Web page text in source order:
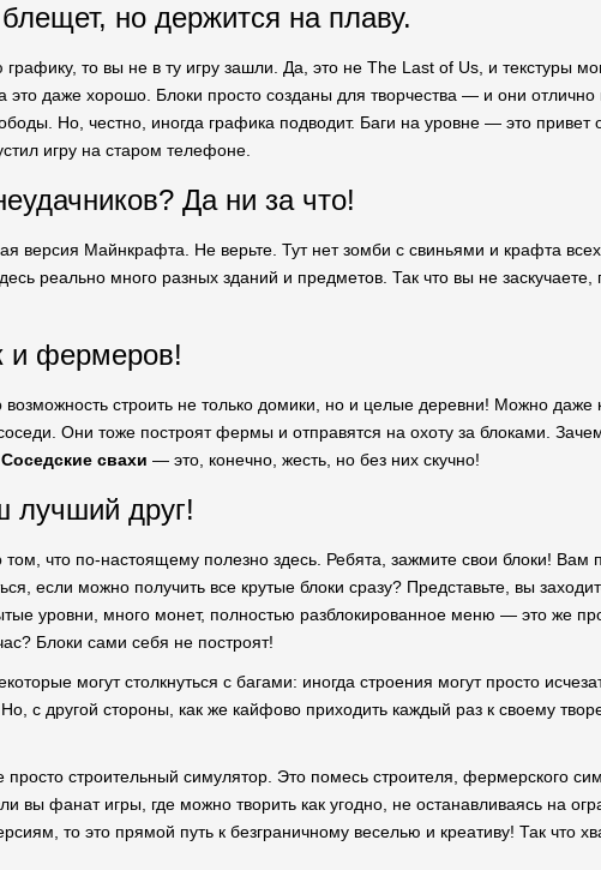
но держится на плаву.
то вы не в ту игру зашли. Да, это не The Last of Us, и текстуры
это даже хорошо. Блоки просто созданы для творчества — и они отлично
Но, честно, иногда графика подводит. Баги на уровне — это привет
игру на старом телефоне.
Да ни за что!
версия Майнкрафта. Не верьте. Тут нет зомби с свиньями и крафта
реально много разных зданий и предметов. Так что вы не заскучаете,
и фермеров!
строить не только домики, но и целые деревни! Можно даже
Они тоже построят фермы и отправятся на охоту за блоками.
Соседские свахи — это, конечно, жесть, но без них скучно!
друг!
том, что по-настоящему полезно здесь. Ребята, зажмите свои блоки!
если можно получить все крутые блоки сразу? Представьте, вы
уровни, много монет, полностью разблокированное меню — это же
Блоки сами себя не построят!
могут столкнуться с багами: иногда строения могут просто
Но, с другой стороны, как же кайфово приходить каждый раз к своему
строительный симулятор. Это помесь строителя, фермерского
вы фанат игры, где можно творить как угодно, не останавливаясь на
то это прямой путь к безграничному веселью и креативу! Так что